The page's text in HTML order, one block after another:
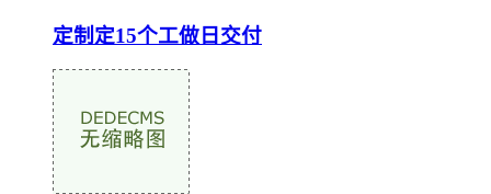
定制定15个工做日交付